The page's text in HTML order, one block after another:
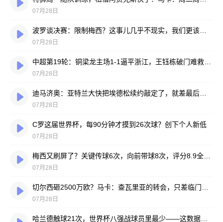
07月28日
07月28日
07月28日
07月28日
C罗这届世界杯，每90分钟才摸到26次球？创下个人新低
07月28日
07月28日
07月28日